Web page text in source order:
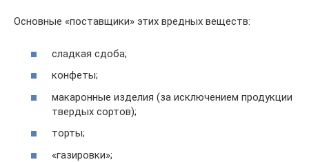
Основные «поставщики» этих вредных веществ:
сладкая сдоба;
конфеты;
макаронные изделия (за исключением продукции
твердых сортов);
торты;
«газировки»;